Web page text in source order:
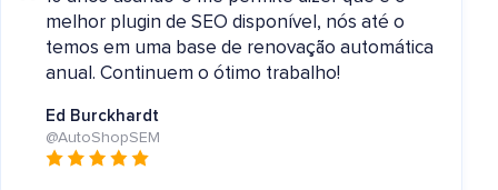
melhor plugin de SEO disponível, nós até o
temos em uma base de renovação automática
anual. Continuem o ótimo trabalho!
Ed Burckhardt
@AutoShopSEM